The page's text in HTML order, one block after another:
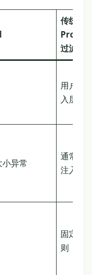
传统
Prompt
过滤器
用户输
入层
异常
通常仅
注入
固定规
则